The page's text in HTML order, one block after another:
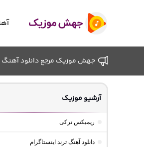
جهش موزیک مرجع دانلود آهنگ
آرشیو موزیک
ریمیکس ترکی
دانلود آهنگ ترند اینستاگرام